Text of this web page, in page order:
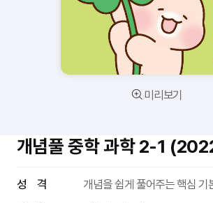
미리보기
개념풀 중학 과학 2-1
성 격
개념을 쉽게 풀어주는 핵심 기